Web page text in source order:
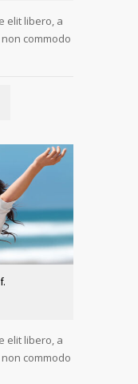
elit libero, a
commodo
elit libero, a
commodo